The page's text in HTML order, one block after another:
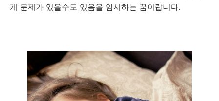
게 문제가 있을수도 있음을 암시하는 꿈이랍니다.